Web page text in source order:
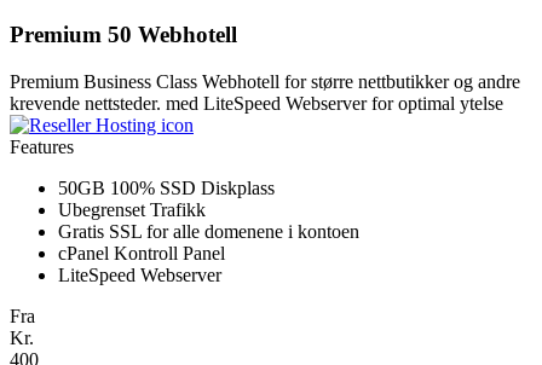
Premium 50 Webhotell
Premium Business Class Webhotell for større nettbutikker og andre
krevende nettsteder. med LiteSpeed Webserver for optimal ytelse
Features
50GB 100% SSD Diskplass
Ubegrenset Trafikk
Gratis SSL for alle domenene i kontoen
cPanel Kontroll Panel
LiteSpeed Webserver
Fra
Kr.
400